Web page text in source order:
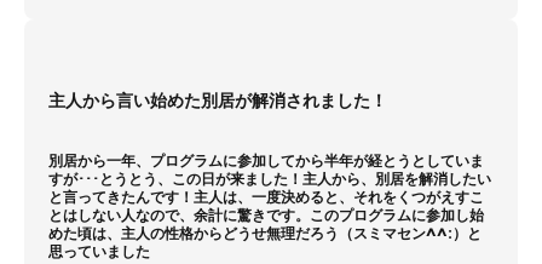
主人から言い始めた別居が解消されました！
別居から一年、プログラムに参加してから半年が経とうとしていま
すが･･･とうとう、この日が来ました！主人から、別居を解消したい
と言ってきたんです！主人は、一度決めると、それをくつがえすこ
とはしない人なので、余計に驚きです。このプログラムに参加し始
めた頃は、主人の性格からどうせ無理だろう（スミマセン^^:）と
思っていました